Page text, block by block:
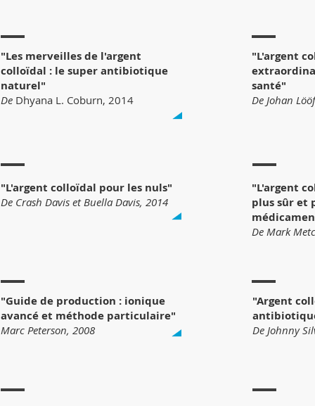
"Les merveilles de l'argent
colloïdal : le super antibiotique
naturel"
De Dhyana L. Coburn, 2014
"L'argent colloïdal pour les nuls"
De Crash Davis et Buella Davis, 2014
"L'argent
santé"
De Johan
"L'argent
plus sûr et
De Mark
"Guide de production : ionique
avancé et méthode particulaire"
Marc Peterson, 2008
"Argent
De Johnny